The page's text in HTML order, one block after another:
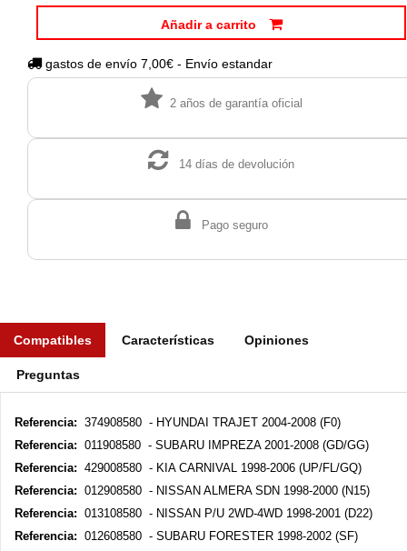
Añadir a carrito
gastos de envío 7,00€ - Envío estandar
2 años de garantía oficial
14 días de devolución
Pago seguro
Compatibles Características Opiniones
Preguntas
Referencia: 374908580 - HYUNDAI TRAJET 2004-2008 (F0)
Referencia: 011908580 - SUBARU IMPREZA 2001-2008 (GD/GG)
Referencia: 429008580 - KIA CARNIVAL 1998-2006 (UP/FL/GQ)
Referencia: 012908580 - NISSAN ALMERA SDN 1998-2000 (N15)
Referencia: 013108580 - NISSAN P/U 2WD-4WD 1998-2001 (D22)
Referencia: 012608580 - SUBARU FORESTER 1998-2002 (SF)